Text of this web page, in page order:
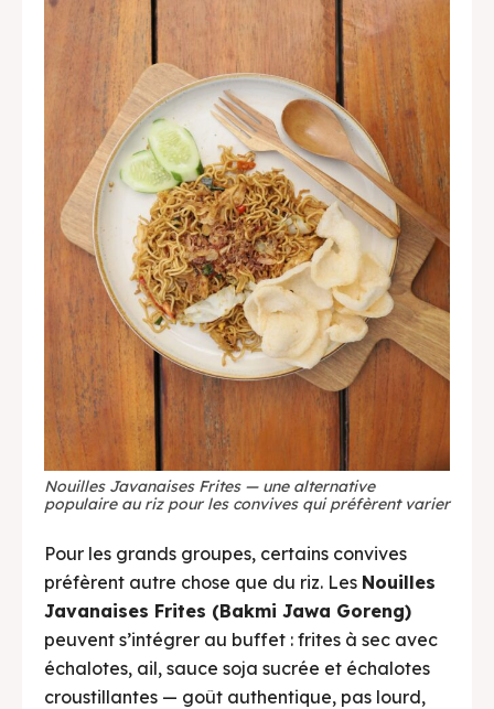
Nouilles Javanaises Frites — une alternative
populaire au riz pour les convives qui préfèrent varier
Pour les grands groupes, certains convives
préfèrent autre chose que du riz. Les Nouilles
Javanaises Frites (Bakmi Jawa Goreng)
peuvent s’intégrer au buffet : frites à sec avec
échalotes, ail, sauce soja sucrée et échalotes
croustillantes — goût authentique, pas lourd,